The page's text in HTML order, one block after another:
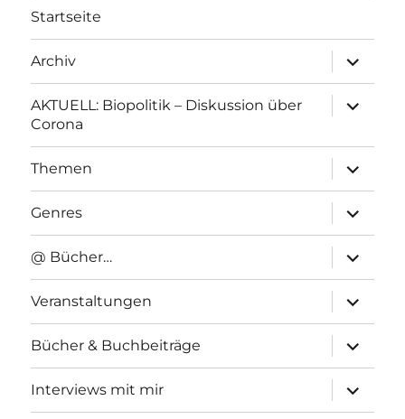
Startseite
Archiv
anzeigen
AKTUELL: Biopolitik – Diskussion über
Corona
anzeigen
Themen
anzeigen
Genres
anzeigen
@ Bücher…
anzeigen
Veranstaltungen
anzeigen
Bücher & Buchbeiträge
anzeigen
Interviews mit mir
anzeigen